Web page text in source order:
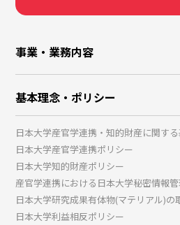
事業・業務内容
基本理念・ポリシー
日本大学産官学連携・知的財産に関す
日本大学産官学連携ポリシー
日本大学知的財産ポリシー
産官学連携における日本大学秘密情報
日本大学研究成果有体物(マテリアル)の
日本大学利益相反ポリシー